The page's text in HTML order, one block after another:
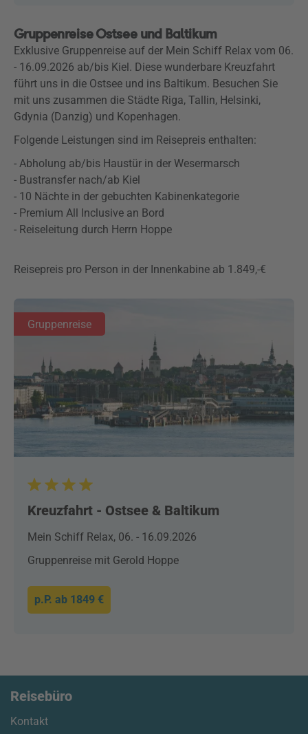
Gruppenreise Ostsee und Baltikum
Exklusive Gruppenreise auf der Mein Schiff Relax vom 06.
- 16.09.2026 ab/bis Kiel. Diese wunderbare Kreuzfahrt
führt uns in die Ostsee und ins Baltikum. Besuchen Sie
mit uns zusammen die Städte Riga, Tallin, Helsinki,
Gdynia (Danzig) und Kopenhagen.
Folgende Leistungen sind im Reisepreis enthalten:
- Abholung ab/bis Haustür in der Wesermarsch
- Bustransfer nach/ab Kiel
- 10 Nächte in der gebuchten Kabinenkategorie
- Premium All Inclusive an Bord
- Reiseleitung durch Herrn Hoppe
Reisepreis pro Person in der Innenkabine ab 1.849,-€
Gruppenreise
Kreuzfahrt - Ostsee & Baltikum
Mein Schiff Relax, 06. - 16.09.2026
Gruppenreise mit Gerold Hoppe
p.P. ab 1849 €
Reisebüro
Kontakt